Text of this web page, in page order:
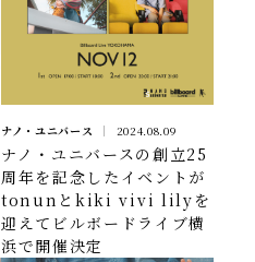
ナノ・ユニバース 2024.08.09
ナノ・ユニバースの創立25
周年を記念したイベントが
tonunとkiki vivi lilyを
迎えてビルボードライブ横
浜で開催決定